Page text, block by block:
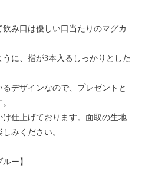
み口は優しい口当たりのマグカ
に、指が3本入るしっかりとした
デザインなので、プレゼントと
仕上げております。面取の生地
みください。
ー】